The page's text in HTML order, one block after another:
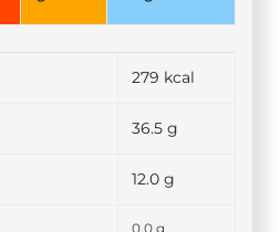
279 kcal
36.5 g
12.0 g
0.0 g